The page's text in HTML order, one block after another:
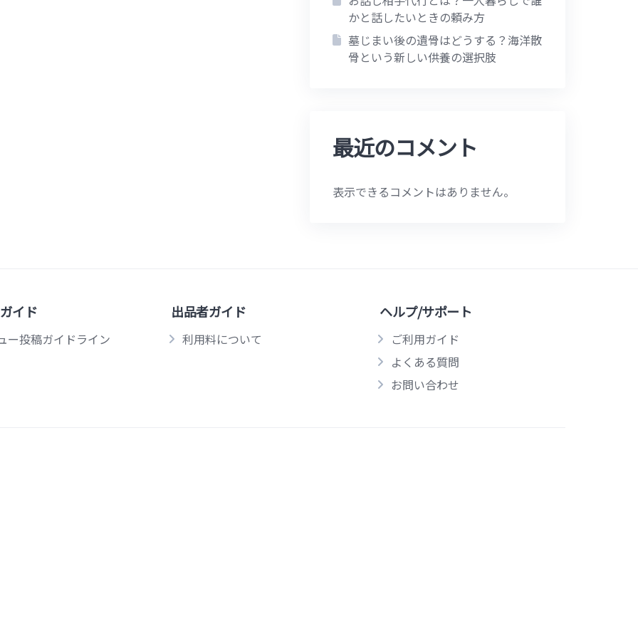
かと話したいときの頼み方
墓じまい後の遺骨はどうする？海洋散
骨という新しい供養の選択肢
最近のコメント
表示できるコメントはありません。
イド
ー投稿ガイドライン
出品者ガイド
利用料について
ヘルプ/サポート
ご利用ガイド
よくある質問
お問い合わせ